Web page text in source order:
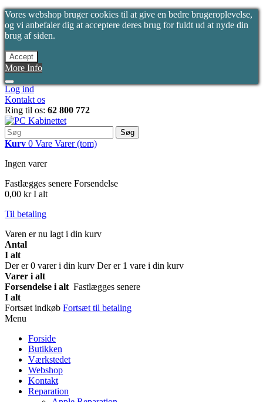
Vores webshop bruger cookies til at give en bedre brugeroplevelse,
og vi anbefaler dig at acceptere deres brug for fuldt ud at nyde din
brug af siden.
Accept
More Info
Log ind
Kontakt os
Ring til os: 62 800 772
Søg
Kurv 0 Vare Varer (tom)
Ingen varer
Fastlægges senere Forsendelse
0,00 kr I alt
Til betaling
Varen er nu lagt i din kurv
Antal
I alt
Der er0 varer i din kurv Der er 1 vare i din kurv
Varer i alt
Forsendelse i alt Fastlægges senere
I alt
Fortsæt indkøb Fortsæt til betaling
Menu
Forside
Butikken
Værkstedet
Webshop
Kontakt
Reparation